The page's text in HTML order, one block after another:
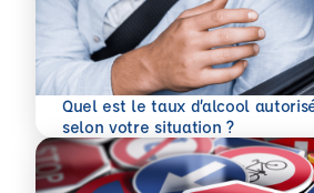
Quel est le taux d’alcool
selon votre situation ?
En savoir plus